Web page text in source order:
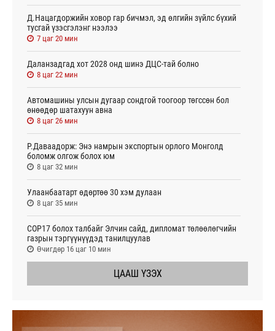
Д.Нацагдоржийн ховор гар бичмэл, эд өлгийн зүйлс бүхий
тусгай үзэсгэлэнг нээлээ
7 цаг 20 мин
Даланзадгад хот 2028 онд шинэ ДЦС-тай болно
8 цаг 22 мин
Автомашины улсын дугаар сондгой тоогоор төгссөн бол
өнөөдөр шатахуун авна
8 цаг 26 мин
Р.Даваадорж: Энэ намрын экспортын орлого Монголд
боломж олгож болох юм
8 цаг 32 мин
Улаанбаатарт өдөртөө 30 хэм дулаан
8 цаг 35 мин
СОР17 болох талбайг Элчин сайд, дипломат төлөөлөгчийн
газрын тэргүүнүүдэд танилцуулав
Өчигдөр 16 цаг 10 мин
ЦААШ ҮЗЭХ